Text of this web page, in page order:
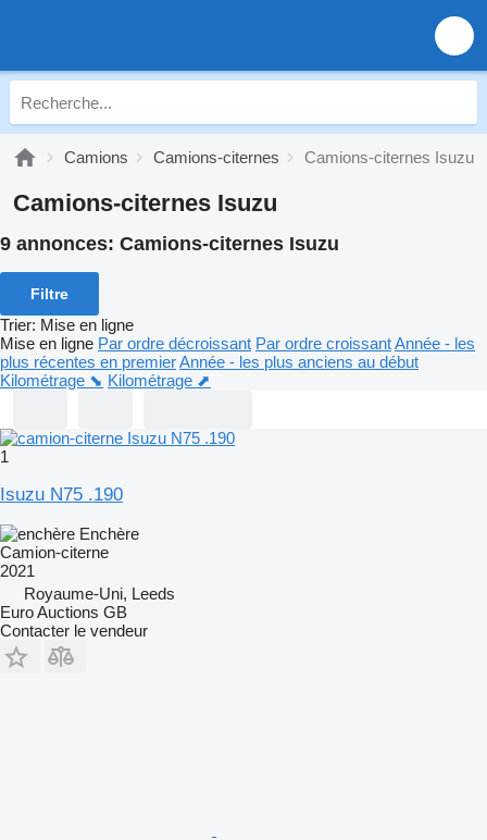
Camions Camions-citernes Camions-citernes Isuzu
Camions-citernes Isuzu
9 annonces: Camions-citernes Isuzu
Filtre
Trier: Mise en ligne
Mise en ligne Par ordre décroissant Par ordre croissantAnnée - les
plus récentes en premierAnnée - les plus anciens au début
Kilométrage ⬊ Kilométrage ⬈
1
Isuzu N75 .190
Enchère
Camion-citerne
2021
Royaume-Uni, Leeds
Euro Auctions GB
Contacter le vendeur